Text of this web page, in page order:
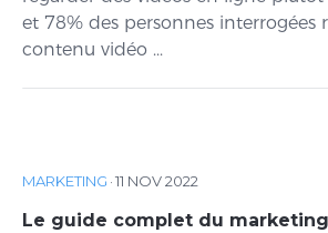
et 78% des personnes interrogées
contenu vidéo ...
MARKETING ·11 NOV 2022
Le guide complet du